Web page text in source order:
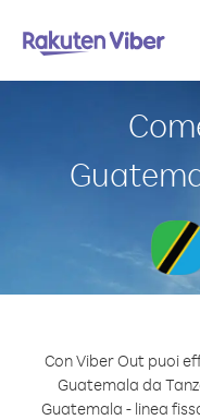
Con Viber Out puoi
Guatemala da
Guatemala - linea